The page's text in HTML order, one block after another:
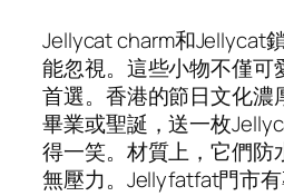
Jellycat charm和Jellycat
能忽視。這些小物不僅可
首選。香港的節日文化濃
畢業或聖誕，送一枚
得一笑。材質上，它們防
無壓力。Jellyfatfat門市